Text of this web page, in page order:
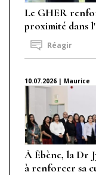
Le GHER
proximité dans
Réagir
10.07.2026 | Maurice
À Ébène, la Dr
à renforcer sa